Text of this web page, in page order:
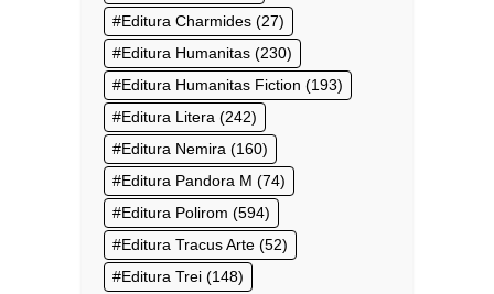
Editura Charmides (27)
Editura Humanitas (230)
Editura Humanitas Fiction (193)
Editura Litera (242)
Editura Nemira (160)
Editura Pandora M (74)
Editura Polirom (594)
Editura Tracus Arte (52)
Editura Trei (148)